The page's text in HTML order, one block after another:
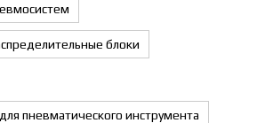
блоки
пневматического инструмента